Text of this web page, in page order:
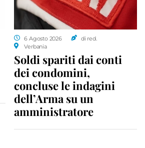
6 Agosto 2026
di red.
Verbania
Soldi spariti dai conti
dei condomini,
concluse le indagini
dell’Arma su un
amministratore